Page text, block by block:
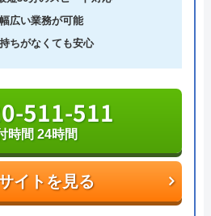
クチコミを見る
するようにしましょう。
イトを見る
998-798
情報
広い業務が可能
ちがなくても安心
イトを見る
511-511
時間 24時間